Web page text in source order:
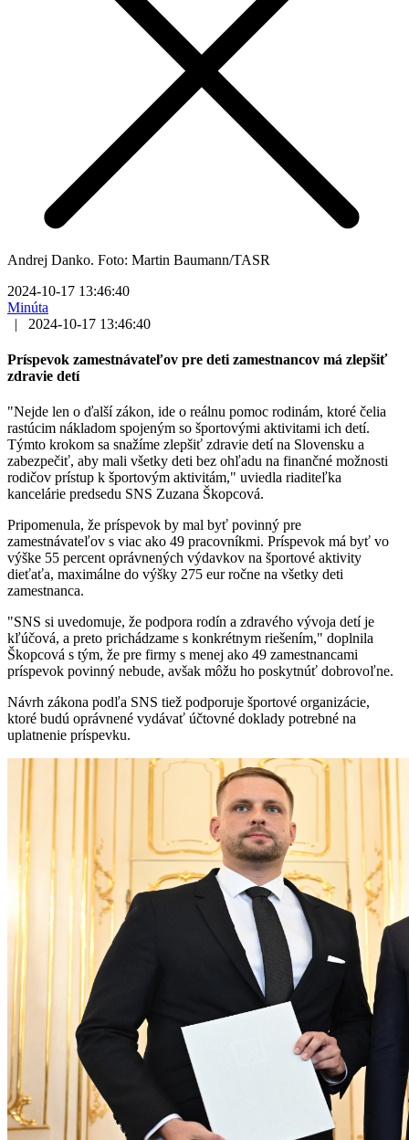
Andrej Danko. Foto: Martin Baumann/TASR
2024-10-17 13:46:40
Minúta
|
2024-10-17 13:46:40
Príspevok zamestnávateľov pre deti zamestnancov má zlepšiť
zdravie detí
"Nejde len o ďalší zákon, ide o reálnu pomoc rodinám, ktoré čelia
rastúcim nákladom spojeným so športovými aktivitami ich detí.
Týmto krokom sa snažíme zlepšiť zdravie detí na Slovensku a
zabezpečiť, aby mali všetky deti bez ohľadu na finančné možnosti
rodičov prístup k športovým aktivitám," uviedla riaditeľka
kancelárie predsedu SNS Zuzana Škopcová.
Pripomenula, že príspevok by mal byť povinný pre
zamestnávateľov s viac ako 49 pracovníkmi. Príspevok má byť vo
výške 55 percent oprávnených výdavkov na športové aktivity
dieťaťa, maximálne do výšky 275 eur ročne na všetky deti
zamestnanca.
"SNS si uvedomuje, že podpora rodín a zdravého vývoja detí je
kľúčová, a preto prichádzame s konkrétnym riešením," doplnila
Škopcová s tým, že pre firmy s menej ako 49 zamestnancami
príspevok povinný nebude, avšak môžu ho poskytnúť dobrovoľne.
Návrh zákona podľa SNS tiež podporuje športové organizácie,
ktoré budú oprávnené vydávať účtovné doklady potrebné na
uplatnenie príspevku.